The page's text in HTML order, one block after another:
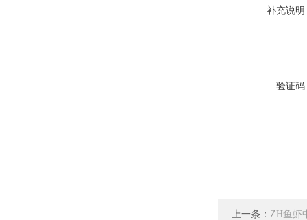
补充说明
验证码
上一条： ZH鱼虾